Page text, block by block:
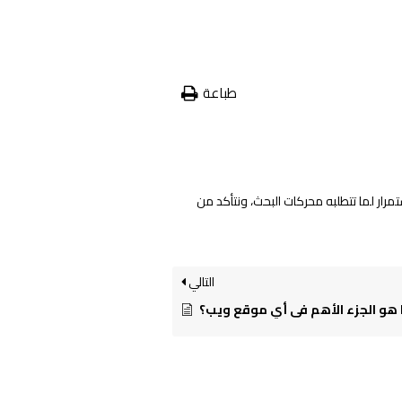
طباعة
لما تتطلبه محركات البحث، ونتأكد من
التالي
هو الجزء الأهم في أي موقع ويب؟